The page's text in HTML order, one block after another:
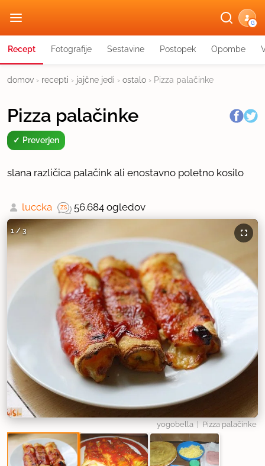
G
Recept Fotografije Sestavine Postopek Opombe
domov › recepti › jajčne jedi › ostalo › Pizza palačinke
Pizza palačinke
Preverjen
slana različica palačink ali enostavno poletno kosilo
luccka 56.684 ogledov
1/3
yogobella | Pizza palačinke